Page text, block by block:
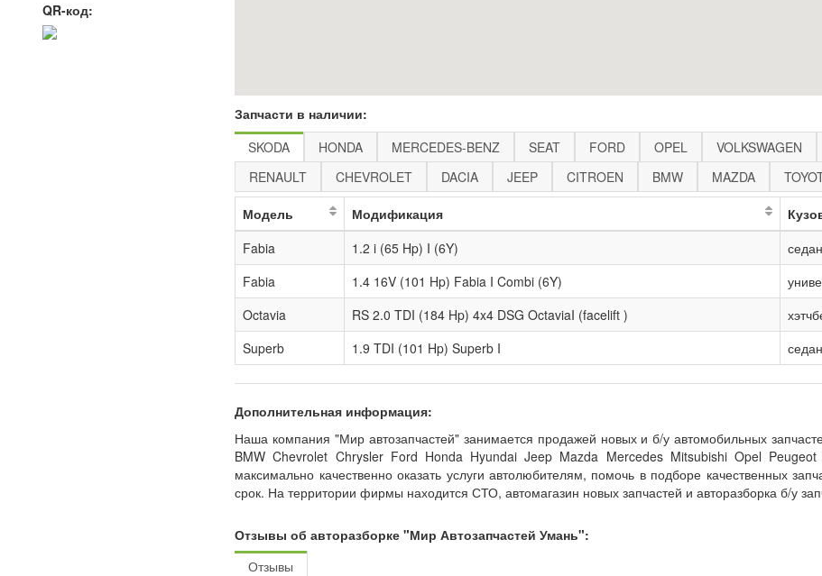
QR-код:
Запчасти в наличии:
SKODA
HONDA MERCEDES-BENZ SEAT FORD OPEL VOLKSWAGEN
RENAULT
CHEVROLET DACIA JEEP CITROEN BMW MAZDA
Модель Модификация
Fabia
1.2 i (65 Hp) I (6Y) седан
Fabia
1.4 16V (101 Hp) Fabia I Combi (6Y)
Octavia
RS 2.0 TDI (184 Hp) 4x4 DSG OctaviaI (facelift )
Superb
1.9 TDI (101 Hp) Superb I седан
Дополнительная информация:
Наша компания "Мир автозапчастей" занимается продажей новых и б/у автомобильных
BMW Chevrolet Chrysler Ford Honda Hyundai Jeep Mazda Mercedes Mitsubishi Opel
максимально качественно оказать услуги автолюбителям, помочь в подборе качественных
срок. На территории фирмы находится СТО, автомагазин новых запчастей и авторазборка б/у
Отзывы об авторазборке "Мир Автозапчастей Умань":
Отзывы